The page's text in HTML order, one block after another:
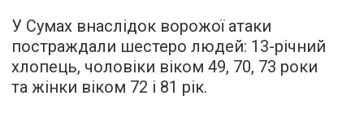
У Сумах внаслідок ворожої атаки
постраждали шестеро людей: 13-річний
хлопець, чоловіки віком 49, 70, 73 роки
та жінки віком 72 і 81 рік.